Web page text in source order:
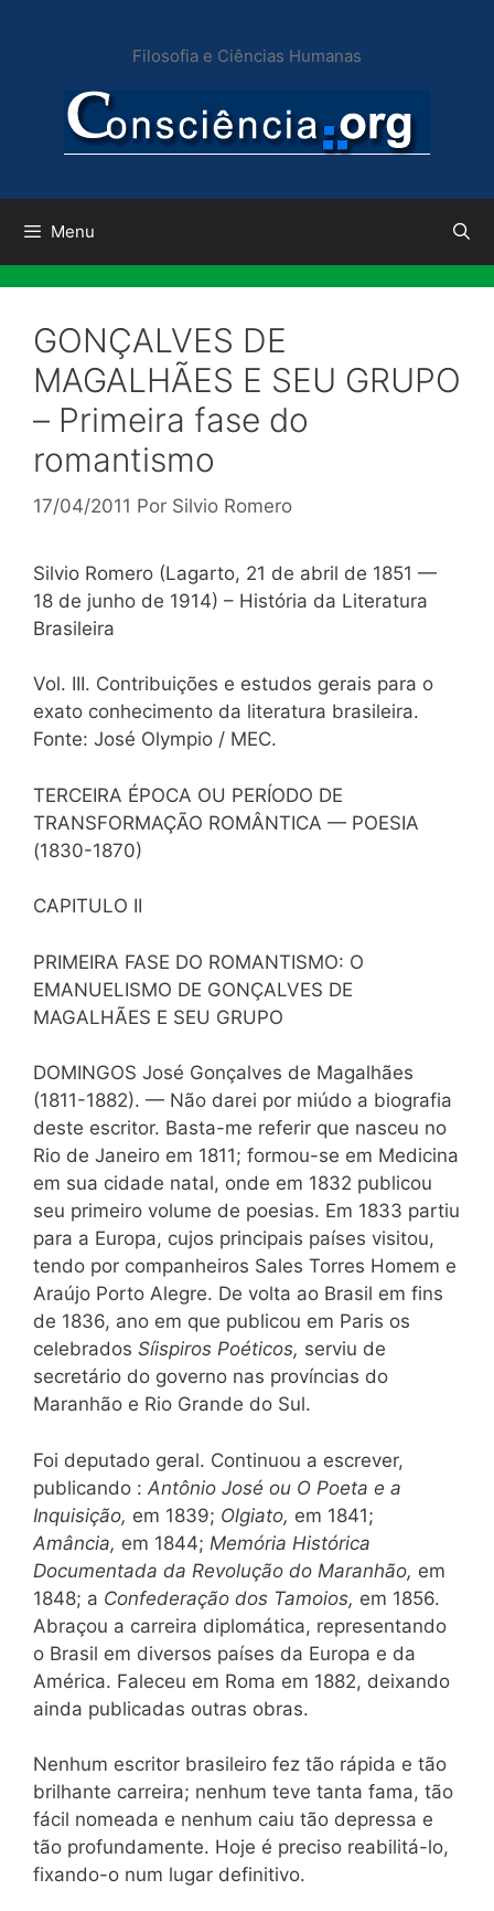
conteúdo
Filosofia e Ciências Humanas
Menu
GONÇALVES DE
MAGALHÃES E SEU GRUPO
– Primeira fase do
romantismo
17/04/2011 Por Silvio Romero
Silvio Romero (Lagarto, 21 de abril de 1851 —
18 de junho de 1914) – História da Literatura
Brasileira
Vol. III. Contribuições e estudos gerais para o
exato conhecimento da literatura brasileira.
Fonte: José Olympio / MEC.
TERCEIRA ÉPOCA OU PERÍODO DE
TRANSFORMAÇÃO ROMÂNTICA — POESIA
(1830-1870)
CAPITULO II
PRIMEIRA FASE DO ROMANTISMO: O
EMANUELISMO DE GONÇALVES DE
MAGALHÃES E SEU GRUPO
DOMINGOS José Gonçalves de Magalhães
(1811-1882). — Não darei por miúdo a biografia
deste escritor. Basta-me referir que nasceu no
Rio de Janeiro em 1811; formou-se em Medicina
em sua cidade natal, onde em 1832 publicou
seu primeiro volume de poesias. Em 1833 partiu
para a Europa, cujos principais países visitou,
tendo por companheiros Sales Torres Homem e
Araújo Porto Alegre. De volta ao Brasil em fins
de 1836, ano em que publicou em Paris os
celebrados Síispiros Poéticos, serviu de
secretário do governo nas províncias do
Maranhão e Rio Grande do Sul.
Foi deputado geral. Continuou a escrever,
publicando : Antônio José ou O Poeta e a
Inquisição, em 1839; Olgiato, em 1841;
Amância, em 1844; Memória Histórica
Documentada da Revolução do Maranhão, em
1848; a Confederação dos Tamoios, em 1856.
Abraçou a carreira diplomática, representando
o Brasil em diversos países da Europa e da
América. Faleceu em Roma em 1882, deixando
ainda publicadas outras obras.
Nenhum escritor brasileiro fez tão rápida e tão
brilhante carreira; nenhum teve tanta fama, tão
fácil nomeada e nenhum caiu tão depressa e
tão profundamente. Hoje é preciso reabilitá-lo,
fixando-o num lugar definitivo.